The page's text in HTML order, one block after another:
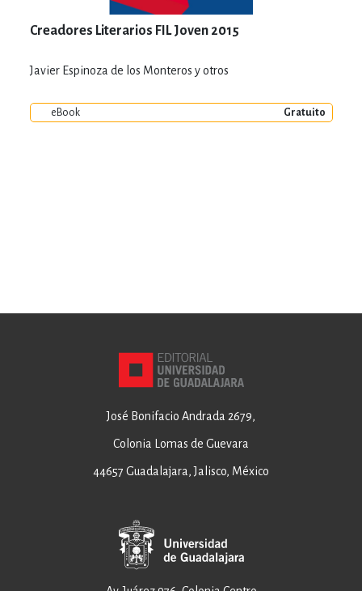
Creadores Literarios FIL Joven 2015
Javier Espinoza de los Monteros y otros
eBook Gratuito
José Bonifacio Andrada 2679,
Colonia Lomas de Guevara
44657 Guadalajara, Jalisco, México